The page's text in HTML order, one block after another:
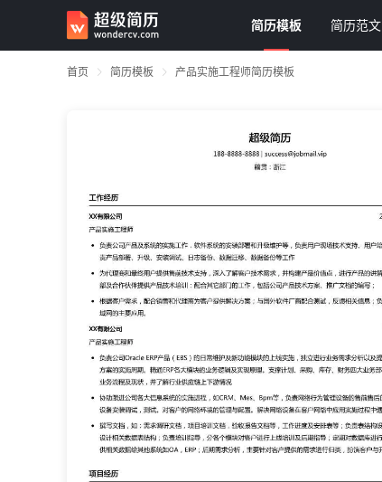
简历模板 简历范文
首页 简历模板 产品实施工程师简历模板